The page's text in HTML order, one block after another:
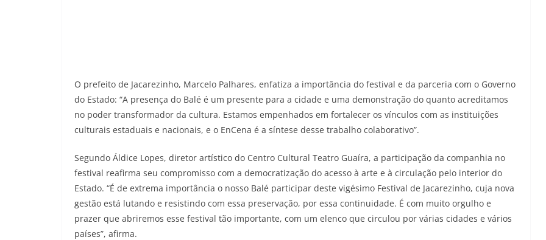
O prefeito de Jacarezinho, Marcelo Palhares, enfatiza a importância do festival e da parceria com o Governo
do Estado: “A presença do Balé é um presente para a cidade e uma demonstração do quanto acreditamos
no poder transformador da cultura. Estamos empenhados em fortalecer os vínculos com as instituições
culturais estaduais e nacionais, e o EnCena é a síntese desse trabalho colaborativo”.
Segundo Áldice Lopes, diretor artístico do Centro Cultural Teatro Guaíra, a participação da companhia no
festival reafirma seu compromisso com a democratização do acesso à arte e à circulação pelo interior do
Estado. “É de extrema importância o nosso Balé participar deste vigésimo Festival de Jacarezinho, cuja nova
gestão está lutando e resistindo com essa preservação, por essa continuidade. É com muito orgulho e
prazer que abriremos esse festival tão importante, com um elenco que circulou por várias cidades e vários
países”, afirma.